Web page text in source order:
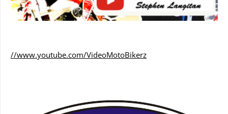
//www.youtube.com/VideoMotoBikerz